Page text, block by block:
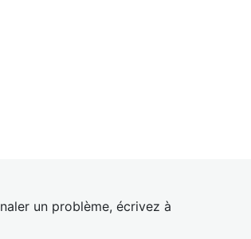
un problème, écrivez à